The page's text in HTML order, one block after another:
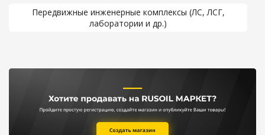
Передвижные инженерные комплексы (ЛС, ЛСГ,
лаборатории и др.)